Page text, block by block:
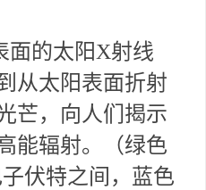
面的太阳X射线
从太阳表面折射
芒，向人们揭示
能辐射。（绿色
伏特之间，蓝色